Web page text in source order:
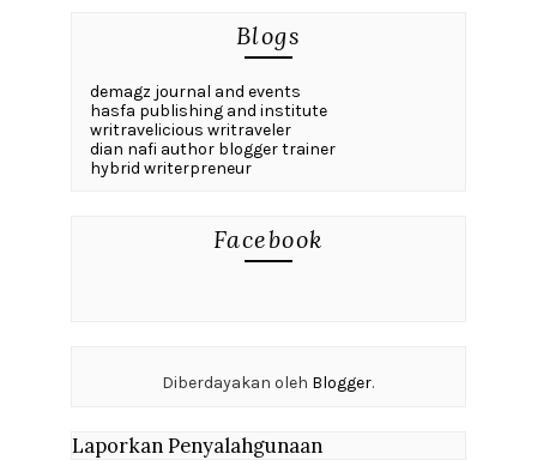
Blogs
demagz journal and events
hasfa publishing and institute
writravelicious writraveler
dian nafi author blogger trainer
hybrid writerpreneur
Facebook
Diberdayakan oleh Blogger.
Laporkan Penyalahgunaan